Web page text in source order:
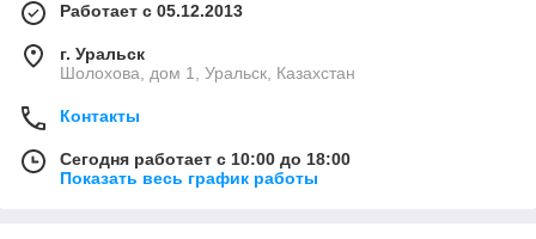
Работает с 05.12.2013
г. Уральск
Шолохова, дом 1, Уральск, Казахстан
Контакты
Сегодня работает с 10:00 до 18:00
Показать весь график работы